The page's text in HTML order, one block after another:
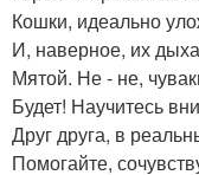
Кошки, идеально
И, наверное, их
Мятой. Не - не,
Будет! Научитесь
Друг друга, в
Помогайте,